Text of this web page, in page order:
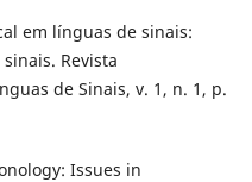
em línguas de sinais:
Revista
de Sinais, v. 1, n. 1, p.
Issues in